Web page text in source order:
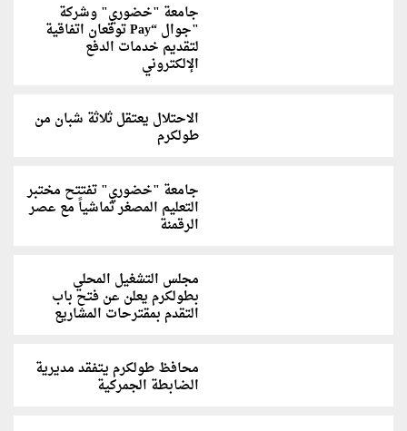
جامعة "خضوري" وشركة
"جوال “Pay توقعان اتفاقية
لتقديم خدمات الدفع
الإلكتروني
الاحتلال يعتقل ثلاثة شبان من
طولكرم
جامعة "خضوري" تفتتح مختبر
التعليم المصغر تماشياً مع عصر
الرقمنة
مجلس التشغيل المحلي
بطولكرم يعلن عن فتح باب
التقدم بمقترحات المشاريع
محافظ طولكرم يتفقد مديرية
الضابطة الجمركية